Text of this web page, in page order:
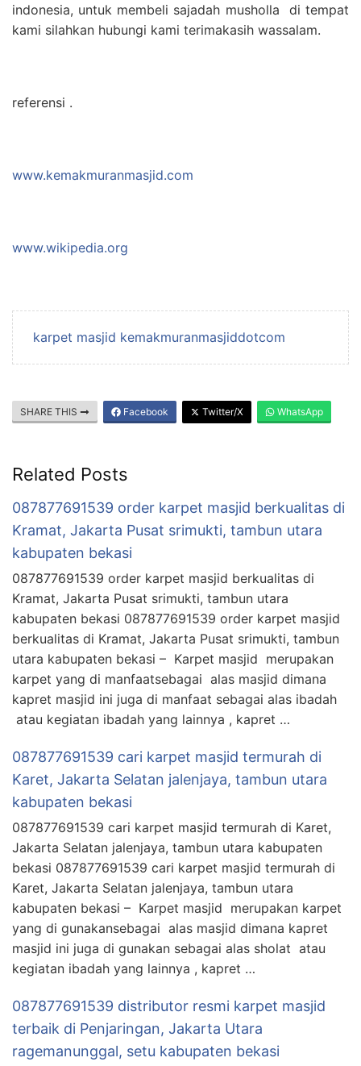
indonesia, untuk membeli sajadah musholla di tempat
kami silahkan hubungi kami terimakasih wassalam.
referensi .
www.kemakmuranmasjid.com
www.wikipedia.org
karpet masjid kemakmuranmasjiddotcom
SHARE THIS Facebook Twitter/X WhatsApp
Related Posts
087877691539 order karpet masjid berkualitas di
Kramat, Jakarta Pusat srimukti, tambun utara
kabupaten bekasi
087877691539 order karpet masjid berkualitas di
Kramat, Jakarta Pusat srimukti, tambun utara
kabupaten bekasi 087877691539 order karpet masjid
berkualitas di Kramat, Jakarta Pusat srimukti, tambun
utara kabupaten bekasi – Karpet masjid merupakan
karpet yang di manfaatsebagai alas masjid dimana
kapret masjid ini juga di manfaat sebagai alas ibadah
atau kegiatan ibadah yang lainnya , kapret …
087877691539 cari karpet masjid termurah di
Karet, Jakarta Selatan jalenjaya, tambun utara
kabupaten bekasi
087877691539 cari karpet masjid termurah di Karet,
Jakarta Selatan jalenjaya, tambun utara kabupaten
bekasi 087877691539 cari karpet masjid termurah di
Karet, Jakarta Selatan jalenjaya, tambun utara
kabupaten bekasi – Karpet masjid merupakan karpet
yang di gunakansebagai alas masjid dimana kapret
masjid ini juga di gunakan sebagai alas sholat atau
kegiatan ibadah yang lainnya , kapret …
087877691539 distributor resmi karpet masjid
terbaik di Penjaringan, Jakarta Utara
ragemanunggal, setu kabupaten bekasi